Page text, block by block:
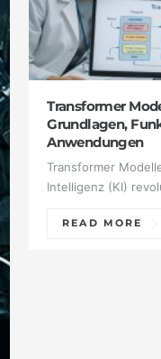
Transformer
Grundlagen,
Anwendungen
Transformer
Intelligenz (KI)
READ MORE